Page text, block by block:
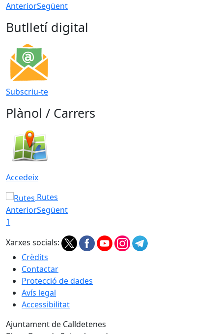
AnteriorSegüent
Butlletí digital
Subscriu-te
Plànol / Carrers
Accedeix
Rutes
AnteriorSegüent
1
Xarxes socials:
Crèdits
Contactar
Protecció de dades
Avís legal
Accessibilitat
Ajuntament de Calldetenes